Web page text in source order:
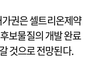
권은 셀트리온제약
보물질의 개발 완료
것으로 전망된다.